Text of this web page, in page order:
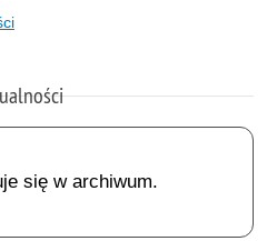
się w archiwum.